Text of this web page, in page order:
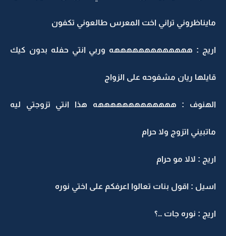
مايناظروني تراني اخت المعرس طالعوني تكفون
اريج : هههههههههههههه وربي انتي حفله بدون كيك
قايلها ريان مشفوحه على الزواج
الهنوف : هههههههههههههه هذا انتي تزوجتي ليه
ماتبيني اتزوج ولا حرام
اريج : لالا مو حرام
اسيل : اقول بنات تعالوا اعرفكم على اختي نوره
اريج : نوره جات ..؟